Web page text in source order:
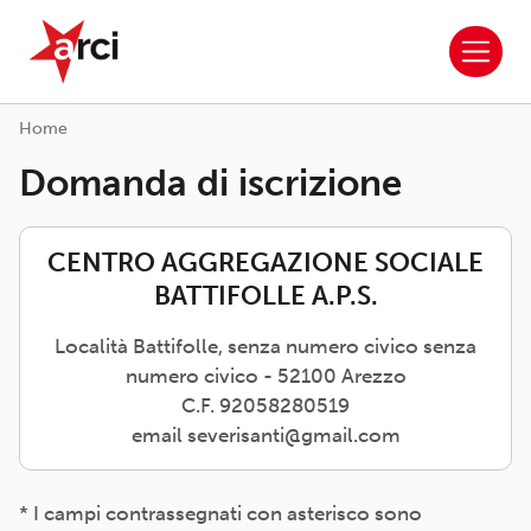
Salta al contenuto principale
ARCI APS
Home
Domanda di iscrizione
CENTRO AGGREGAZIONE SOCIALE
BATTIFOLLE A.P.S.
Località Battifolle, senza numero civico senza
numero civico - 52100 Arezzo
C.F. 92058280519
email severisanti@gmail.com
* I campi contrassegnati con asterisco sono